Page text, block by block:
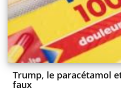
Trump, le paracétamol
faux